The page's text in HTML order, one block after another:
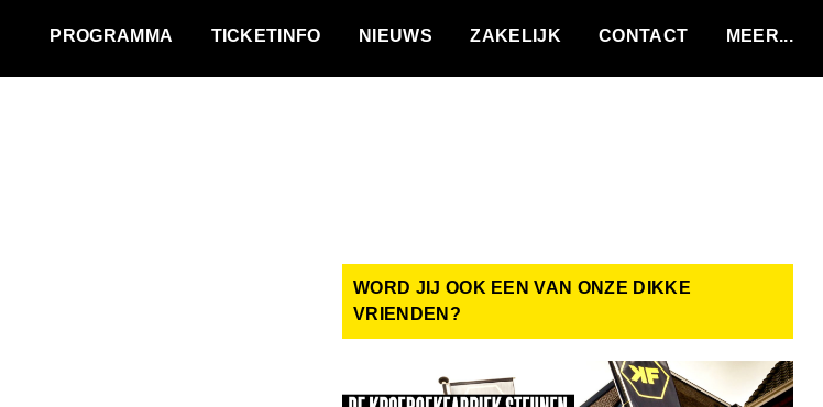
PROGRAMMA TICKETINFO NIEUWS ZAKELIJK CONTACT
WORD JIJ OOK EEN VAN ONZE DIKKE
VRIENDEN?